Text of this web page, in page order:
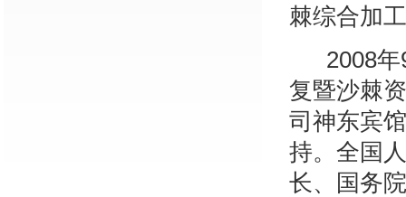
棘综合加
2008年9
复暨沙棘
司神东宾
持。全国
长、国务